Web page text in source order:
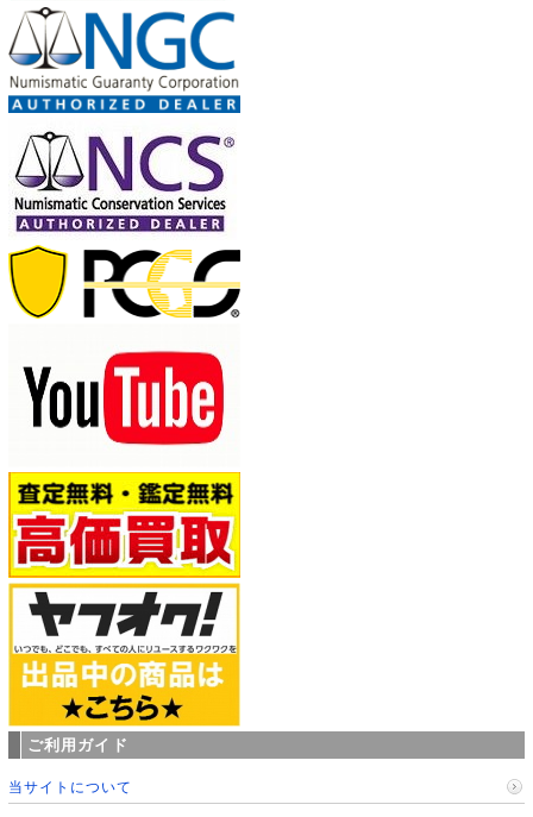
ご利用ガイド
当サイトについて